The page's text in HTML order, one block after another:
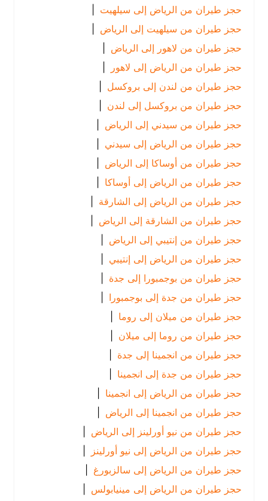
حجز طيران من الرياض إلى سيلهيت |
حجز طيران من سيلهيت إلى الرياض
|
حجز طيران من لاهور إلى الرياض
|
حجز طيران من الرياض إلى لاهور |
حجز طيران من لندن إلى بروكسل |
حجز طيران من بروكسل إلى لندن
|
حجز طيران من سيدني إلى الرياض
|
حجز طيران من الرياض إلى سيدني |
حجز طيران من أوساكا إلى الرياض
|
حجز طيران من الرياض إلى أوساكا |
حجز طيران من الرياض إلى الشارقة |
حجز طيران من الشارقة إلى الرياض
|
حجز طيران من إنتيبي إلى الرياض
|
حجز طيران من الرياض إلى إنتيبي |
حجز طيران من بوجمبورا إلى جدة
حجز طيران من جدة إلى بوجمبورا |
حجز طيران من ميلان إلى روما
|
حجز طيران من روما إلى ميلان |
حجز طيران من انجمينا إلى جدة
حجز طيران من جدة إلى انجمينا |
حجز طيران من الرياض إلى انجمينا |
حجز طيران من انجمينا إلى الرياض
|
حجز طيران من نيو أورلينز إلى الرياض
|
حجز طيران من الرياض إلى نيو أورلينز |
حجز طيران من الرياض إلى سالزبورغ |
حجز طيران من الرياض إلى مينيابولس |